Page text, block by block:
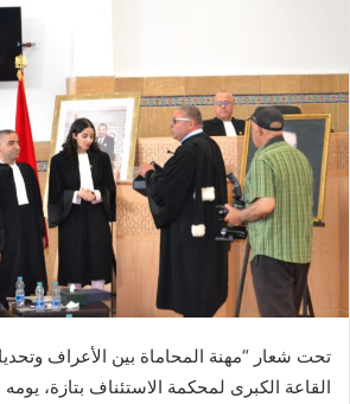
ب
ر
ي
ا
و
ن
تحت شعار “مهنة المحاماة بين الأعراف
القاعة الكبرى لمحكمة الاستئناف بتازة،